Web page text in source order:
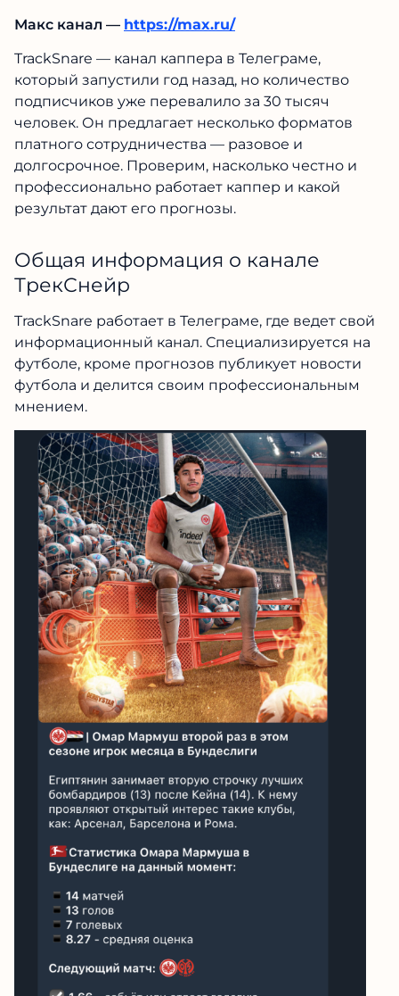
Макс канал — https://max.ru/
TrackSnare — канал каппера в Телеграме,
который запустили год назад, но количество
подписчиков уже перевалило за 30 тысяч
человек. Он предлагает несколько форматов
платного сотрудничества — разовое и
долгосрочное. Проверим, насколько честно и
профессионально работает каппер и какой
результат дают его прогнозы.
Общая информация о канале
ТрекСнейр
TrackSnare работает в Телеграме, где ведет свой
информационный канал. Специализируется на
футболе, кроме прогнозов публикует новости
футбола и делится своим профессиональным
мнением.